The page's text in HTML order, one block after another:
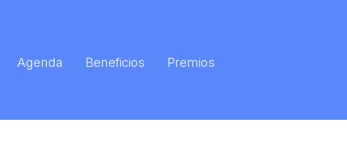
Agenda Beneficios Premios